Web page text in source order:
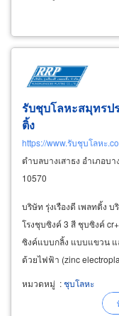
แล้ว หรือยังไม่มีแบบ สา
หรือ
รับชุบโลหะสมุทรป
ติ้ง
https://www.รับชุบโลหะ
ตำบลบางเสาธง อำเภอบ
10570
บริษัท รุ่งเรืองดี เพลทติ้ง
โรงชุบซิงค์ 3 สี ชุบซิงค์
ซิงค์แบบกลิ้ง แบบแขวน
ด้วยไฟฟ้า (zinc
แบบโครมสาม (cr3+ ), แล
ไลน์ชุบแบบกลิ้ง (barrel
หมวดหมู่ :ชุบโลหะ